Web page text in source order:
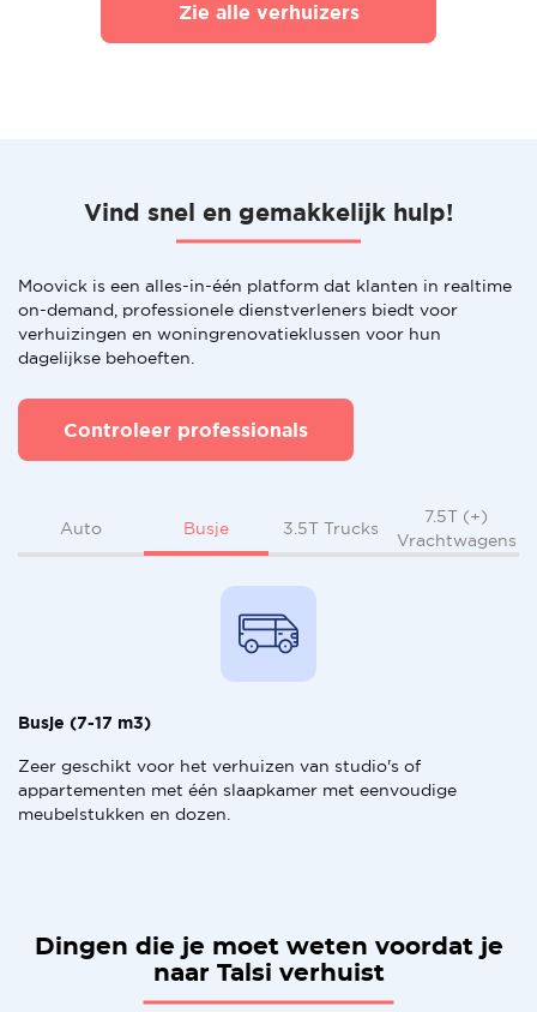
Zie alle verhuizers
Vind snel en gemakkelijk hulp!
Moovick is een alles-in-één platform dat klanten in realtime
on-demand, professionele dienstverleners biedt voor
verhuizingen en woningrenovatieklussen voor hun
dagelijkse behoeften.
Controleer professionals
Auto Busje 3.5T Trucks
7.5T (+)
Vrachtwagens
Busje (7-17 m3)
Zeer geschikt voor het verhuizen van studio's of
appartementen met één slaapkamer met eenvoudige
meubelstukken en dozen.
Dingen die je moet weten voordat je
naar Talsi verhuist